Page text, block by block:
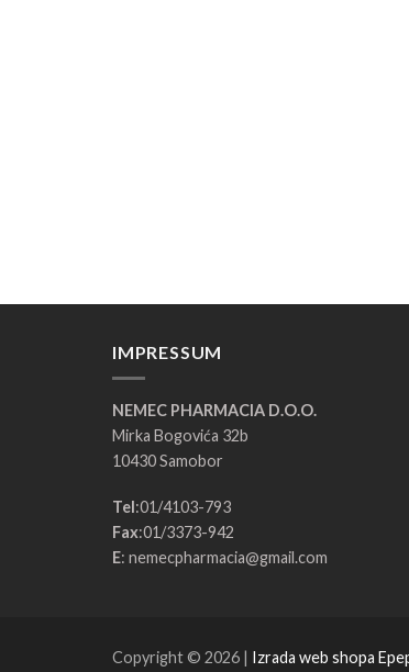
IMPRESSUM
NEMEC PHARMACIA D.O.O.
Mirka Bogovića 32b
10430 Samobor
Tel:01/4103-793
Fax:01/3373-942
E: nemecpharmacia@gmail.com
Copyright © 2026 | Izrada web shopa